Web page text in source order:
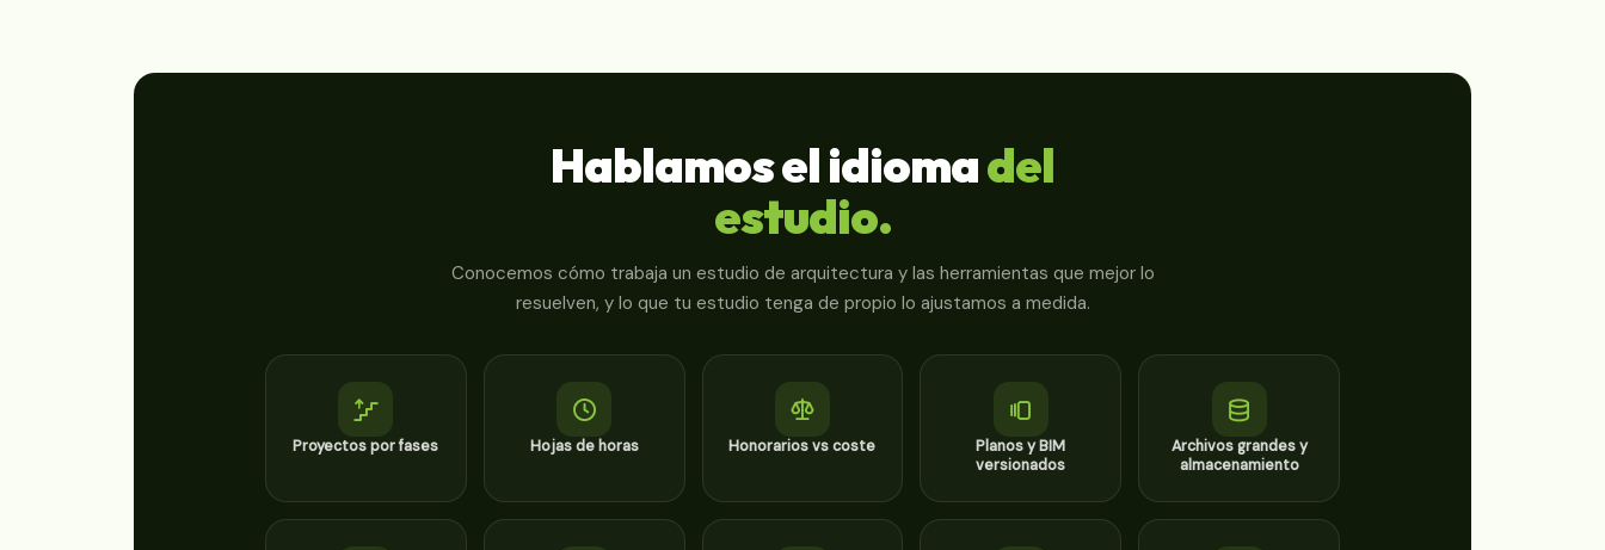
Hablamos el idiomadel
estudio.
Conocemos cómo trabaja un estudio de arquitectura y las herramientas que mejor lo
resuelven, y lo que tu estudio tenga de propio lo ajustamos a medida.
Proyectos por fases Hojas de horas Honorarios vs coste
Planos y BIM
versionados
Archivos grandes y
almacenamiento